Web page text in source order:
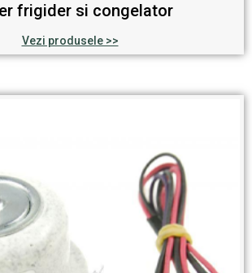
frigider si congelator
Vezi produsele >>